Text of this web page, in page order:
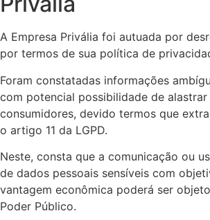
A Empresa Privália foi autuada por
por termos de sua política de
Foram constatadas informações
com potencial possibilidade de
consumidores, devido termos que
o artigo 11 da LGPD.
Neste, consta que a comunicação ou
de dados pessoais sensíveis com
vantagem econômica poderá ser
Poder Público.